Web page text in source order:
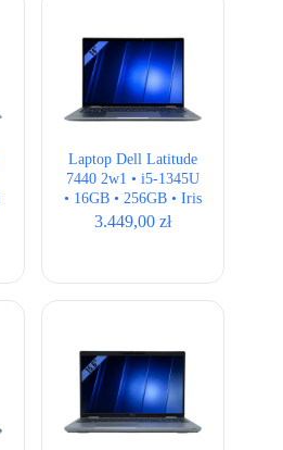
Laptop Dell Latitude
7440 2w1 • i5-1345U
• 16GB • 256GB • Iris
Xe • 14″ FHD+ •
3.449,00 zł